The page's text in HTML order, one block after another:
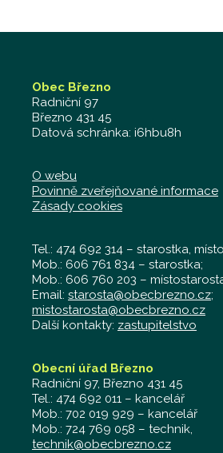
Obec Březno
Radniční 97
Březno 431 45
Datová schránka: i6hbu8h
O webu
Povinně zveřejňované informace
Zásady cookies
Tel.: 474 692 314 – starostka,
Mob.: 606 761 834 – starostka;
Mob.: 606 760 203 –
Email: starosta@obecbrezno.cz;
mistostarosta@obecbrezno.cz
Další kontakty: zastupitelstvo
Obecní úřad Březno
Radniční 97, Březno 431 45
Tel.: 474 692 011 – kancelář
Mob.: 702 019 929 – kancelář
Mob.: 724 769 058 – technik,
technik@obecbrezno.cz